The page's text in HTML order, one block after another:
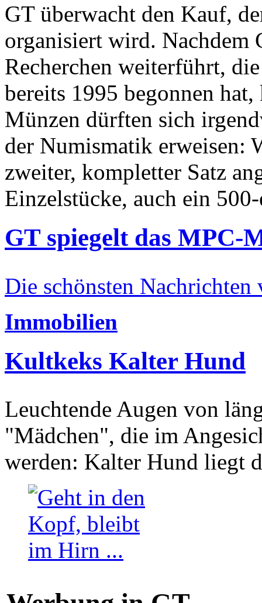
GT überwacht den Kauf,
organisiert wird. Nachdem
Recherchen weiterführt,
bereits 1995 begonnen
Münzen dürften sich
der Numismatik erweisen:
zweiter, kompletter Satz
Einzelstücke, auch ein
GT spiegelt das MPC-
Die schönsten Nachrichten
Immobilien
Kultkeks Kalter Hund
Leuchtende Augen von
"Mädchen", die im
werden: Kalter Hund liegt